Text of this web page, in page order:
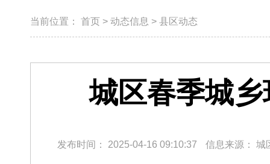
当前位置： 首页 > 动态信息 > 县区动态
城区春季城
发布时间： 2025-04-16 09:10:37 信息来源： 城